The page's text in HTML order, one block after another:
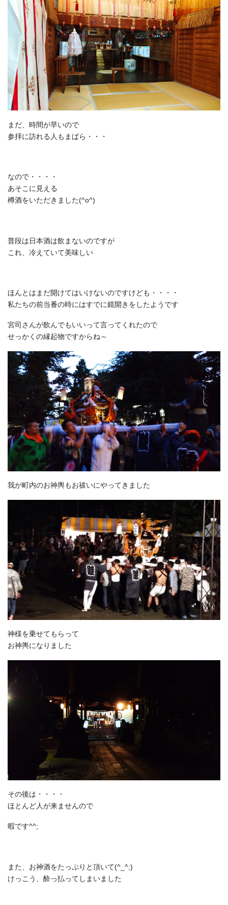
まだ、時間が早いので
参拝に訪れる人もまばら・・・
なので・・・・
あそこに見える
樽酒をいただきました(^o^)
普段は日本酒は飲まないのですが
これ、冷えていて美味しい
ほんとはまだ開けてはいけないのですけども・・・・
私たちの前当番の時にはすでに鏡開きをしたようです
宮司さんが飲んでもいいって言ってくれたので
せっかくの縁起物ですからね～
我が町内のお神輿もお祓いにやってきました
神様を乗せてもらって
お神輿になりました
その後は・・・・
ほとんど人が来ませんので
暇です^^;
また、お神酒をたっぷりと頂いて(^_^;)
けっこう、酔っ払ってしまいました